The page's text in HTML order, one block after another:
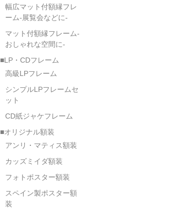
幅広マット付額縁フレ
ーム-展覧会などに-
マット付額縁フレーム-
おしゃれな空間に-
■LP・CDフレーム
高級LPフレーム
シンプルLPフレームセ
ット
CD紙ジャケフレーム
■オリジナル額装
アンリ・マティス額装
カッズミイダ額装
フォトポスター額装
スペイン製ポスター額
装